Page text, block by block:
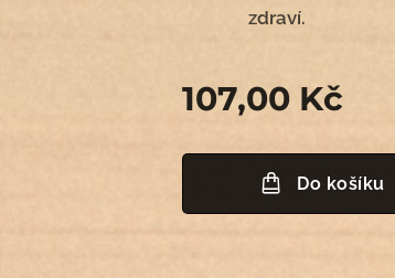
zdraví.
107,00 Kč
Do košíku